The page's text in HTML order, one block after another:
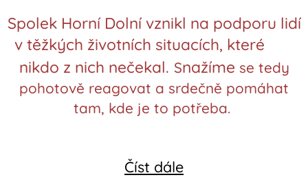
Spolek Horní Dolní vznikl na podporu lidí
v těžkých životních situacích, které
nikdo z nich nečekal. Snažíme se tedy
pohotově reagovat a srdečně pomáhat
tam, kde je to potřeba.
Číst dále